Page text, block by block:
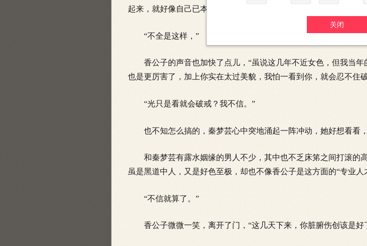
起来，就好像自己已本能地想要男人慰抚一般。
“不全是这样，”
香公子的声音也加快了点儿，“虽说这几年不近女色，但我当
也是更厉害了，加上你实在太过美貌，我怕一看到你，就会忍不
“光只是看就会破戒？我不信。”
也不知怎么搞的，秦梦芸心中突地涌起一阵冲动，她好想看看
和秦梦芸有露水姻缘的男人不少，其中也不乏床笫之间打滚的
虽是黑道中人，又是好色至极，却也不像香公子是这方面的“专业人
“不信就算了。”
香公子微微一笑，离开了门，“这几天下来，你脏腑伤创该是
关闭